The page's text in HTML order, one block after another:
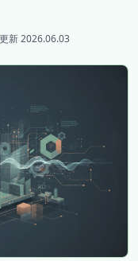
更新 2026.06.03